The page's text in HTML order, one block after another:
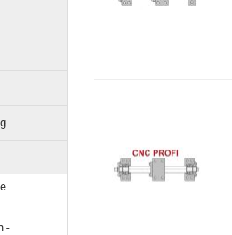
-